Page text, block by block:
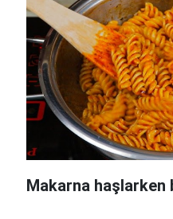
Makarna haşlarken